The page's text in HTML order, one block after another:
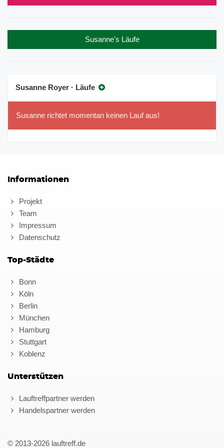
Susanne's Läufe
Susanne Royer · Läufe
Susanne richtet momentan keinen Lauf aus!
Informationen
Projekt
Team
Impressum
Datenschutz
Top-Städte
Bonn
Köln
Berlin
München
Hamburg
Stuttgart
Koblenz
Unterstützen
Lauftreffpartner werden
Handelspartner werden
© 2013-2026 lauftreff.de